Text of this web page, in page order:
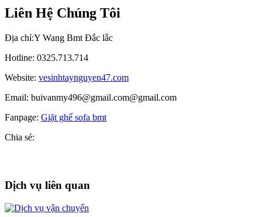
Liên Hệ Chúng Tôi
Địa chỉ:Y Wang Bmt Đắc lắc
Hotline: 0325.713.714
Website: vesinhtaynguyen47.com
Email: buivanmy496@gmail.com@gmail.com
Fanpage: Giặt ghế sofa bmt
Chia sẻ:
Dịch vụ liên quan